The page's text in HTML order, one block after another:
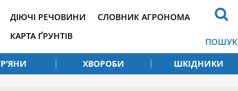
ДІЮЧІ РЕЧОВИНИ
КАРТА ҐРУНТІВ
СЛОВНИК АГРОНОМА
ПОШУК
ХВОРОБИ ШКІДНИКИ